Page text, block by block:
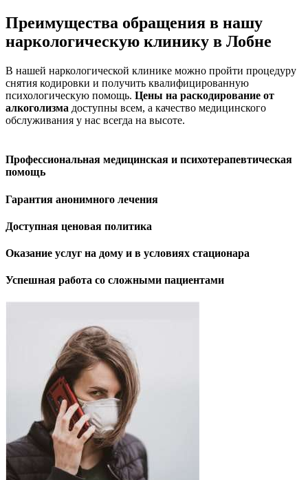
Преимущества обращения в нашу
наркологическую клинику в Лобне
В нашей наркологической клинике можно пройти процедуру
снятия кодировки и получить квалифицированную
психологическую помощь. Цены на раскодирование от
алкоголизма доступны всем, а качество медицинского
обслуживания у нас всегда на высоте.
Профессиональная медицинская и психотерапевтическая
помощь
Гарантия анонимного лечения
Доступная ценовая политика
Оказание услуг на дому и в условиях стационара
Успешная работа со сложными пациентами